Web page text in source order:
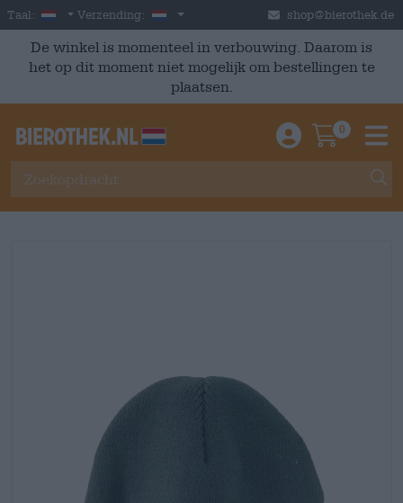
Skip to main content
Taal: Dutch
Verzending: Nederland shop@bierothek.de
De winkel is momenteel in verbouwing. Daarom is
het op dit moment niet mogelijk om bestellingen te
plaatsen.
Einloggen /
0